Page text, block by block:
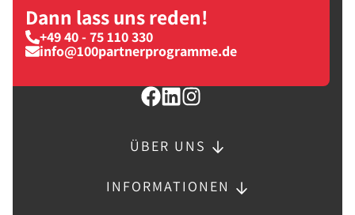
Dann lass uns reden!
+49 40 - 75 110 330
info@100partnerprogramme.de
ÜBER UNS
INFORMATIONEN